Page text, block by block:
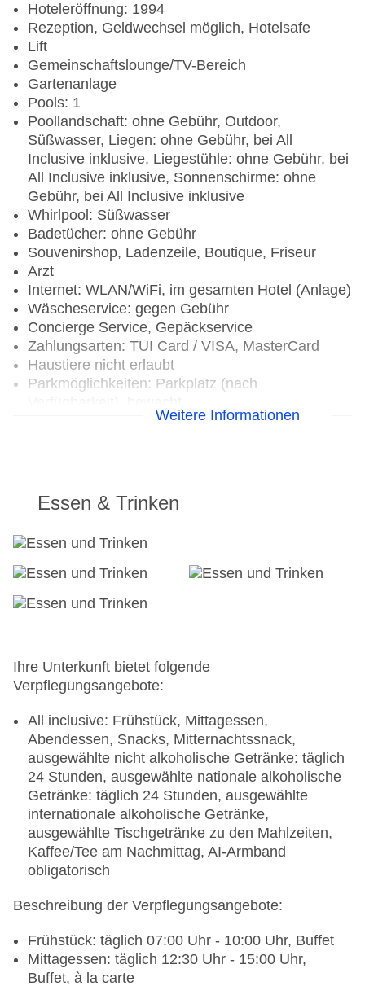
Hoteleröffnung: 1994
Rezeption, Geldwechsel möglich, Hotelsafe
Lift
Gemeinschaftslounge/TV-Bereich
Gartenanlage
Pools: 1
Poollandschaft: ohne Gebühr, Outdoor,
Süßwasser, Liegen: ohne Gebühr, bei All
Inclusive inklusive, Liegestühle: ohne Gebühr, bei
All Inclusive inklusive, Sonnenschirme: ohne
Gebühr, bei All Inclusive inklusive
Whirlpool: Süßwasser
Badetücher: ohne Gebühr
Souvenirshop, Ladenzeile, Boutique, Friseur
Arzt
Internet: WLAN/WiFi, im gesamten Hotel (Anlage)
Wäscheservice: gegen Gebühr
Concierge Service, Gepäckservice
Zahlungsarten: TUI Card / VISA, MasterCard
Haustiere nicht erlaubt
Parkmöglichkeiten: Parkplatz (nach
Weitere Informationen
Essen & Trinken
Ihre Unterkunft bietet folgende
Verpflegungsangebote:
All inclusive: Frühstück, Mittagessen,
Abendessen, Snacks, Mitternachtssnack,
ausgewählte nicht alkoholische Getränke: täglich
24 Stunden, ausgewählte nationale alkoholische
Getränke: täglich 24 Stunden, ausgewählte
internationale alkoholische Getränke,
ausgewählte Tischgetränke zu den Mahlzeiten,
Kaffee/Tee am Nachmittag, AI-Armband
obligatorisch
Beschreibung der Verpflegungsangebote:
Frühstück: täglich 07:00 Uhr - 10:00 Uhr, Buffet
Mittagessen: täglich 12:30 Uhr - 15:00 Uhr,
Buffet, à la carte